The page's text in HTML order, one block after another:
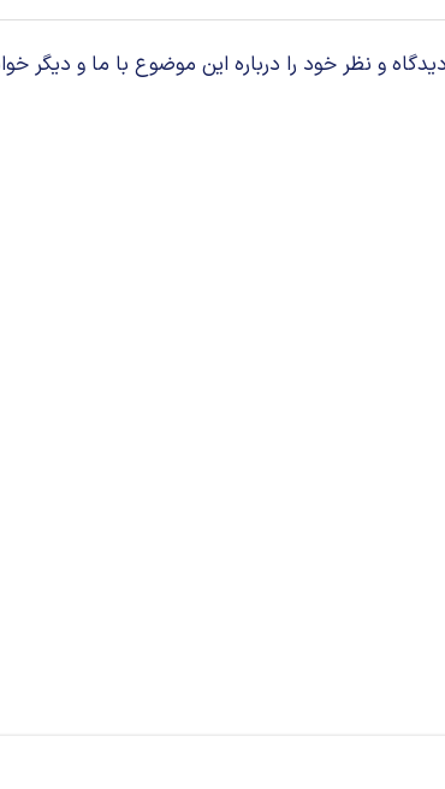
و نظر خود را درباره این موضوع با ما و دیگر